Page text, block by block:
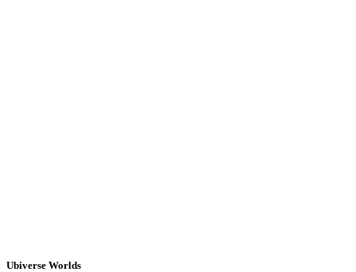
Ubiverse Worlds